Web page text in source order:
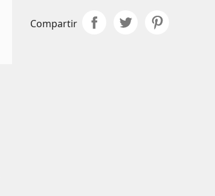
Compartir